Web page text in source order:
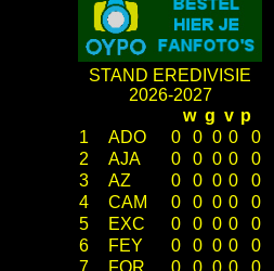
STAND EREDIVISIE
2026-2027
w g v p
1
ADO 0 0 0 0
0
2
AJA 0 0 0 0
0
3
AZ 0 0 0 0
0
4
CAM 0 0 0 0
0
5
EXC 0 0 0 0
0
6
FEY 0 0 0 0
0